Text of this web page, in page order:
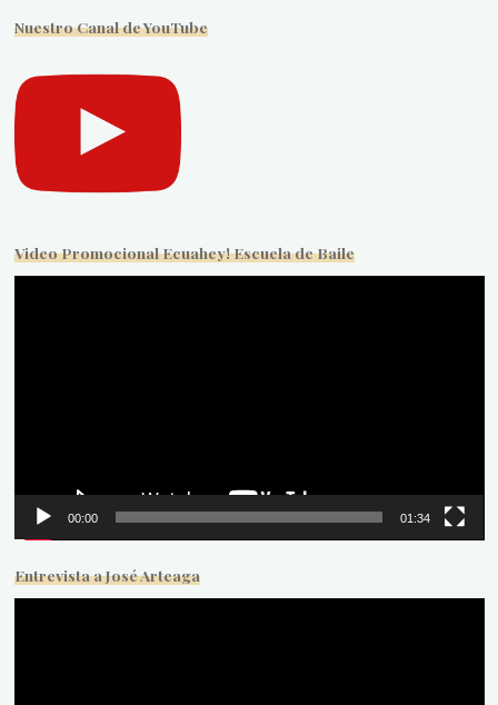
Nuestro Canal de YouTube
Video Promocional Ecuahey! Escuela de Baile
00:00 01:34
Entrevista a José Arteaga